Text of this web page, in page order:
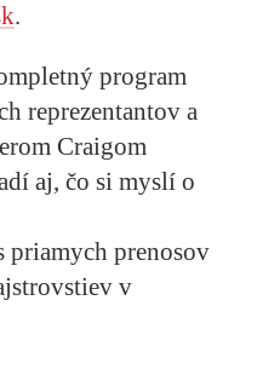
.
program
reprezentantov a
Craigom
aj, čo si myslí o
priamych prenosov
v